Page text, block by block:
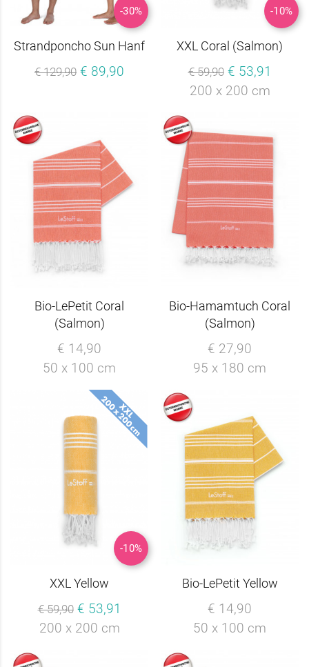
-30%
Strandponcho Sun Hanf
€ 129,90 € 89,90
-10%
XXL Coral (Salmon)
€ 59,90 € 53,91
200 x 200 cm
Bio-LePetit Coral
(Salmon)
€ 14,90
50 x 100 cm
Bio-Hamamtuch Coral
(Salmon)
€ 27,90
95 x 180 cm
-10%
XXL Yellow
€ 59,90 € 53,91
200 x 200 cm
Bio-LePetit Yellow
€ 14,90
50 x 100 cm